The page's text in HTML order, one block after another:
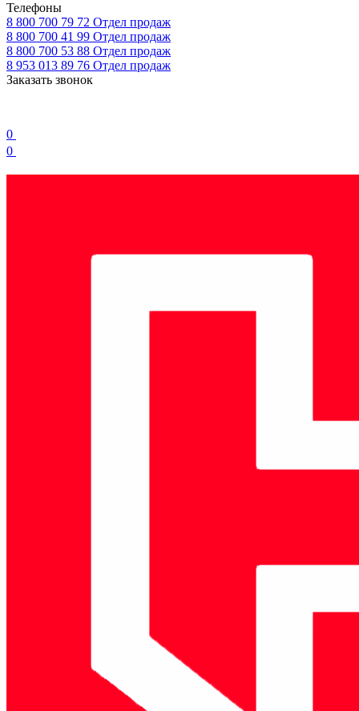
Телефоны
8 800 700 79 72 Отдел продаж
8 800 700 41 99 Отдел продаж
8 800 700 53 88 Отдел продаж
8 953 013 89 76 Отдел продаж
Заказать звонок
0
0